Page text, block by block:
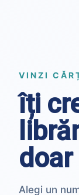
VINZI
îți
Alegi un